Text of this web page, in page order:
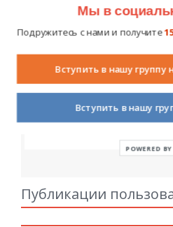
Публикации
Мы в
Подружитесь с нами и получите
Вступить в нашу группу
Вступить в нашу
POWERED BY